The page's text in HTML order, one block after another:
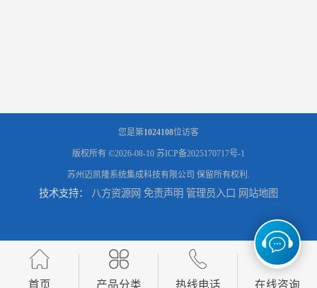
您是第1024108位访客
版权所有 ©2026-08-10 苏ICP备2025170717号-1
苏州迈凯隆系统集成科技有限公司 保留所有权利.
技术支持： 八方资源网 免责声明 管理员入口 网站地图
首页 产品分类 热线电话 在线咨询